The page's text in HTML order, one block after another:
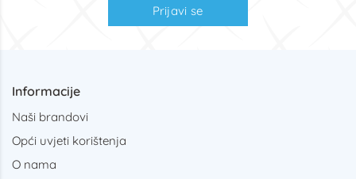
Prijavi se
Informacije
Naši brandovi
Opći uvjeti korištenja
O nama